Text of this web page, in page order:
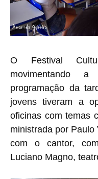
O Festival
movimentando
programação da
jovens tiveram a
oficinas com temas
ministrada por
com o cantor,
Luciano Magno,